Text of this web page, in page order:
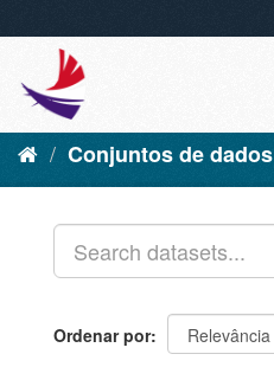
Conjuntos de dados
Ordenar por